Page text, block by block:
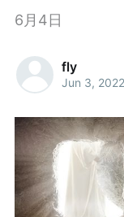
6月4日
fly
Jun 3, 2022